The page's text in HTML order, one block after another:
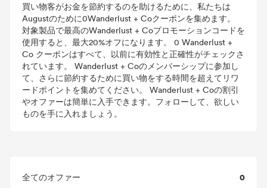
買い物客がお金を節約するのを助けるために、私たちは
Augustのために0Wanderlust + Coクーポンを集めます。
対象製品で最高のWanderlust + Coプロモーションコードを
使用すると、最大20%オフになります。 0 Wanderlust +
Co クーポンはすべて、以前に有効性と正確性がチェックさ
れています。 Wanderlust + Coのメンバーシップに参加し
て、さらに節約するために買い物をする時間を超えてリワ
ードポイントを集めてください。 Wanderlust + Coの割引
やオファーは簡単に入手できます。フォローして、欲しい
ものを手に入れましょう。
全てのオファー 0